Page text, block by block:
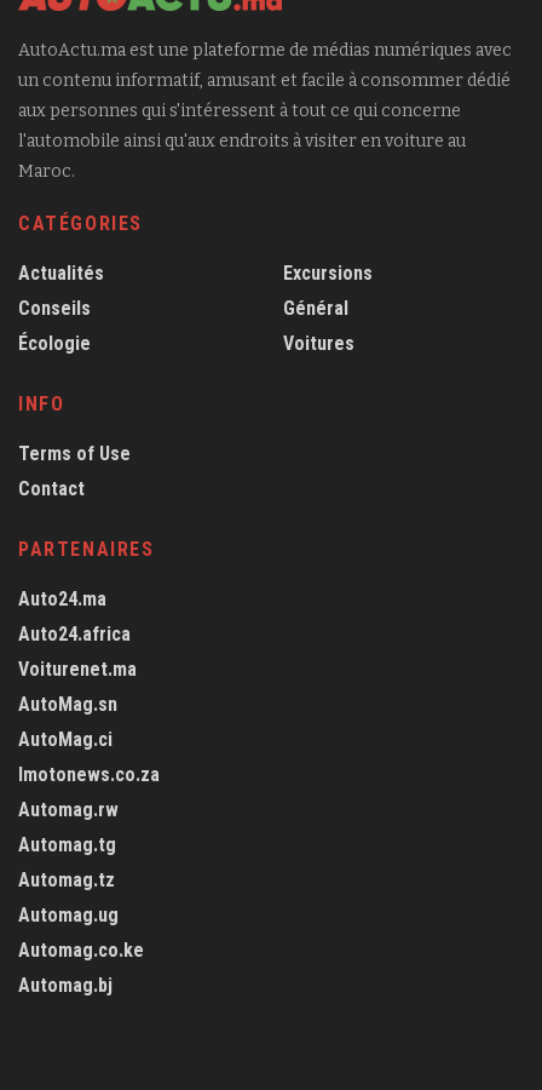
AutoActu.ma est une plateforme de médias numériques avec
un contenu informatif, amusant et facile à consommer dédié
aux personnes qui s'intéressent à tout ce qui concerne
l'automobile ainsi qu'aux endroits à visiter en voiture au
Maroc.
CATÉGORIES
Actualités
Conseils
Écologie
Excursions
Général
Voitures
INFO
Terms of Use
Contact
PARTENAIRES
Auto24.ma
Auto24.africa
Voiturenet.ma
AutoMag.sn
AutoMag.ci
Imotonews.co.za
Automag.rw
Automag.tg
Automag.tz
Automag.ug
Automag.co.ke
Automag.bj